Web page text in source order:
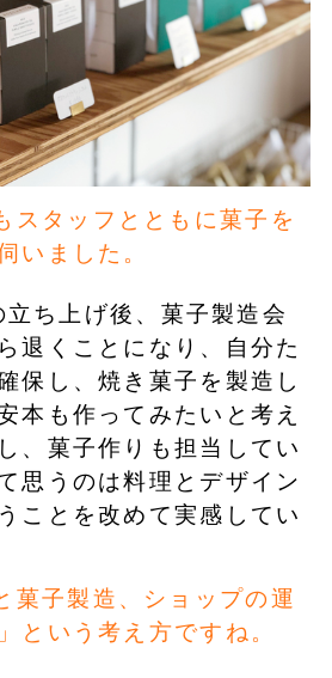
スタッフとともに菓子を
いました。
立ち上げ後、菓子製造会
退くことになり、自分た
保し、焼き菓子を製造し
本も作ってみたいと考え
、菓子作りも担当してい
思うのは料理とデザイン
ことを改めて実感してい
菓子製造、ショップの運
という考え方ですね。